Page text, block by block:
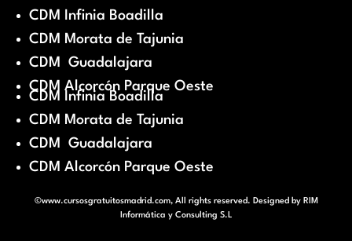
CDM Infinia Boadilla
CDM Morata de Tajunia
CDM Guadalajara
CDM Alcorcón Parque Oeste
CDM Infinia Boadilla
CDM Morata de Tajunia
CDM Guadalajara
CDM Alcorcón Parque Oeste
©www.cursosgratuitosmadrid.com, All rights reserved. Designed by RIM
Informática y Consulting S.L